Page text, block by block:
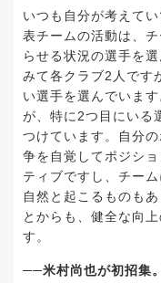
いつも自分が考えて
表チームの活動は、
らせる状況の選手を
みて各クラブ2人です
い選手を選んでいま
が、特に2つ目にいる
つけています。自分
争を自覚してポジシ
ティブですし、チー
自然と起こるものも
とからも、健全な向
す。
──米村尚也が初招集